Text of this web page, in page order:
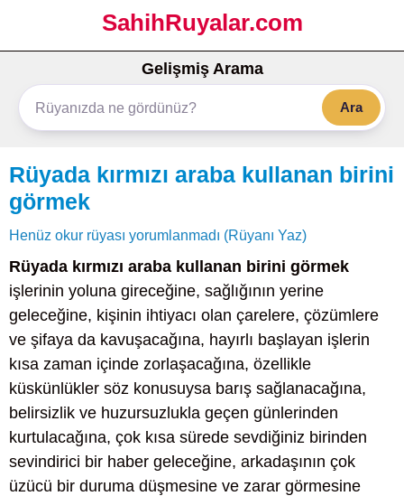
SahihRuyalar.com
Gelişmiş Arama
Ara
Rüyada kırmızı araba kullanan birini
görmek
Henüz okur rüyası yorumlanmadı (Rüyanı Yaz)
Rüyada kırmızı araba kullanan birini görmek
işlerinin yoluna gireceğine, sağlığının yerine
geleceğine, kişinin ihtiyacı olan çarelere, çözümlere
ve şifaya da kavuşacağına, hayırlı başlayan işlerin
kısa zaman içinde zorlaşacağına, özellikle
küskünlükler söz konusuysa barış sağlanacağına,
belirsizlik ve huzursuzlukla geçen günlerinden
kurtulacağına, çok kısa sürede sevdiğiniz birinden
sevindirici bir haber geleceğine, arkadaşının çok
üzücü bir duruma düşmesine ve zarar görmesine